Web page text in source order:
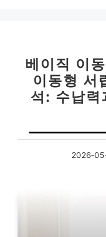
베이직 이
이동형 서
석: 수납력
2026-